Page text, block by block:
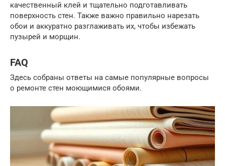
качественный клей и тщательно подготавливать
поверхность стен. Также важно правильно нарезать
обои и аккуратно разглаживать их, чтобы избежать
пузырей и морщин.
FAQ
Здесь собраны ответы на самые популярные вопросы
о ремонте стен моющимися обоями.